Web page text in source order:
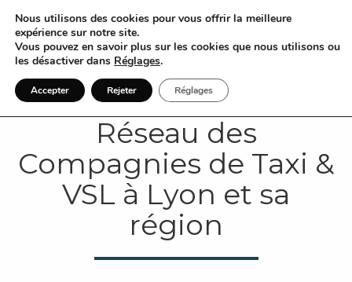
Réseau des
Compagnies de Taxi &
VSL à Lyon et sa
région
Nous utilisons des cookies pour vous offrir la meilleure
expérience sur notre site.
Vous pouvez en savoir plus sur les cookies que nous utilisons ou
les désactiver dans Réglages.
Accepter Rejeter Réglages